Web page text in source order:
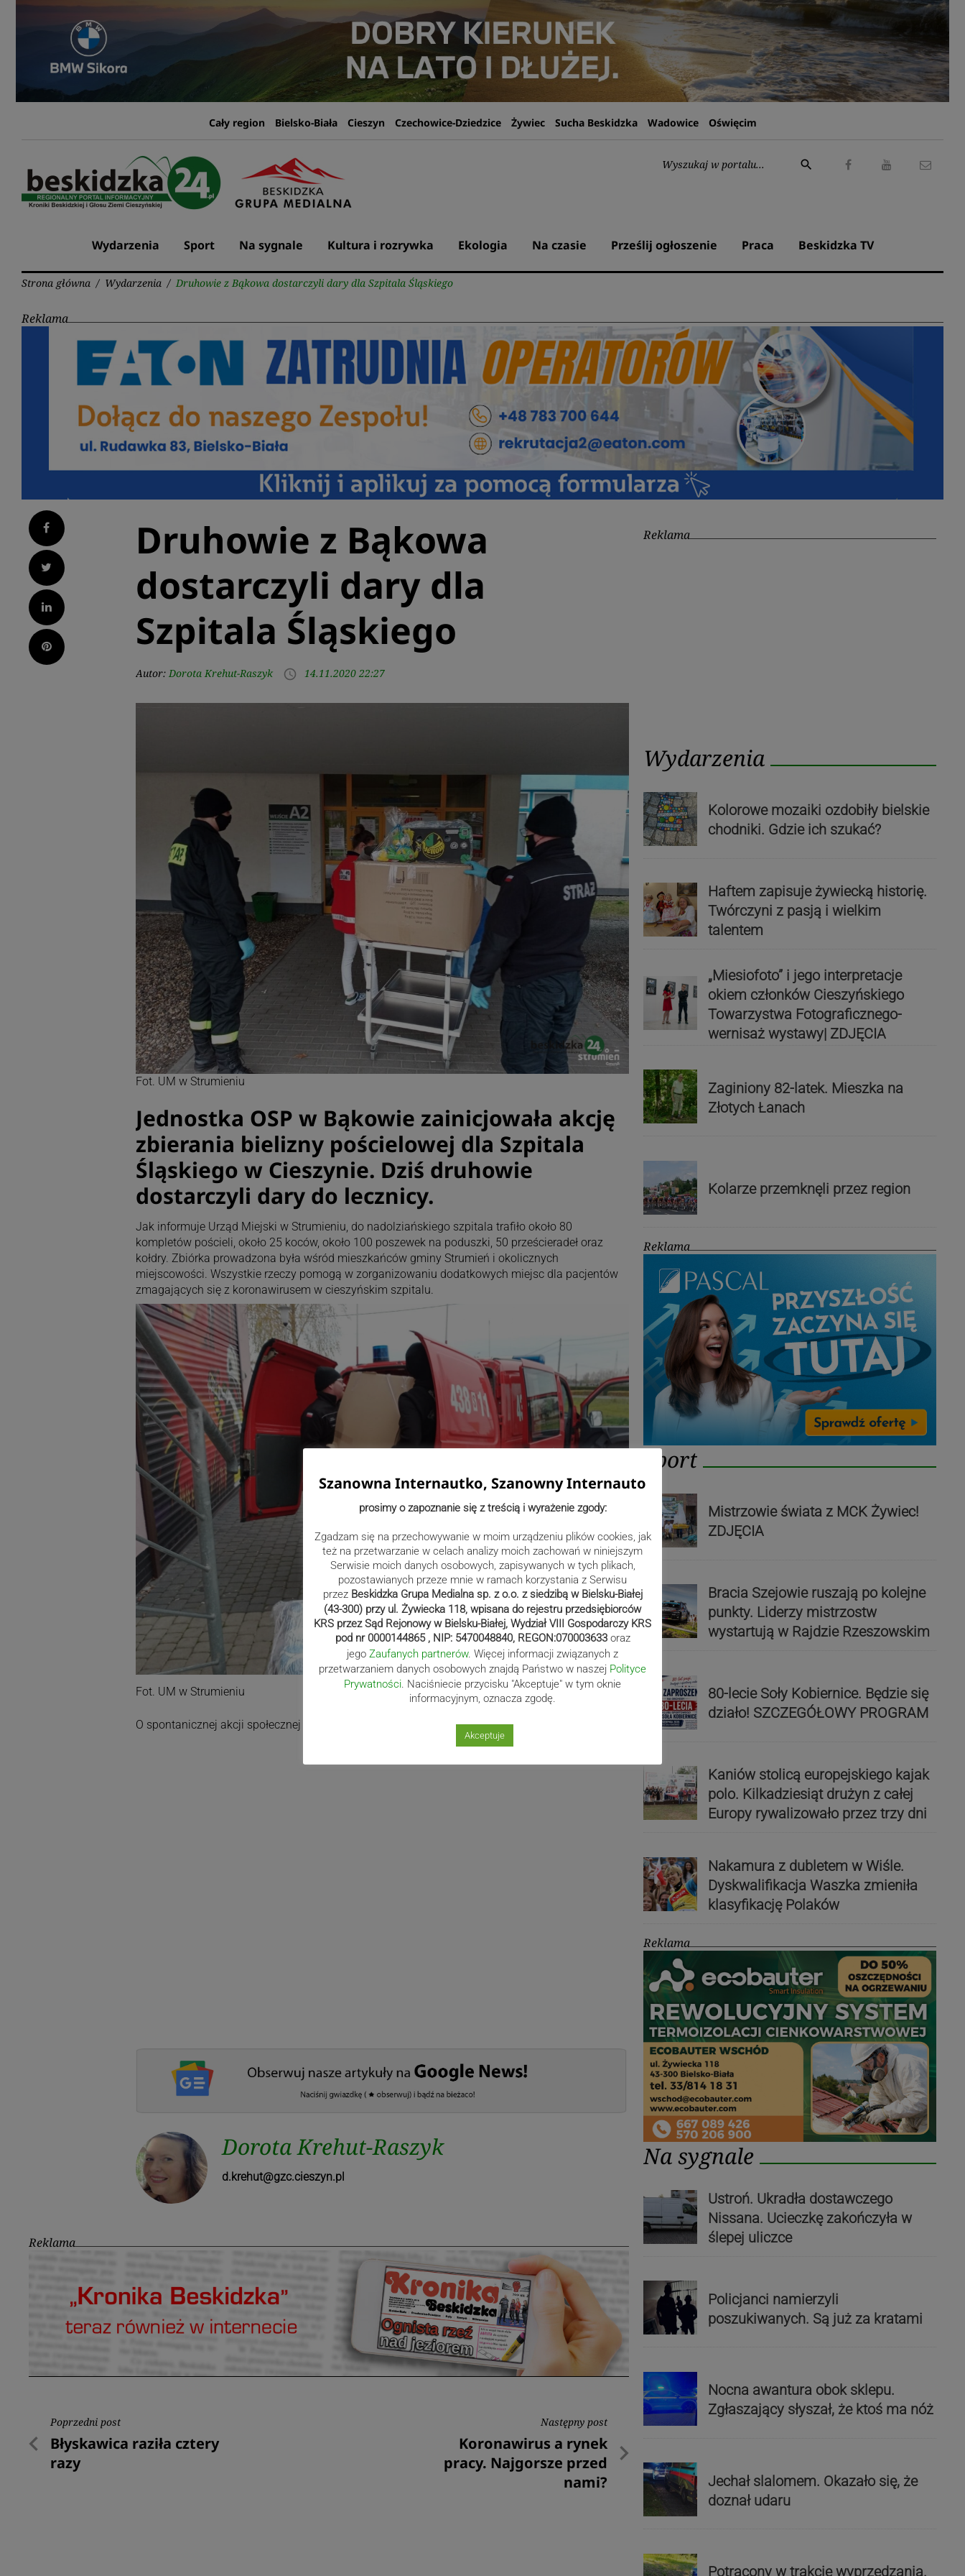
Przejdź
Cały region Bielsko-Biała Cieszyn Czechowice-Dziedzice Żywiec Sucha Beskidzka Wadowice Oświęcim
Wyszukaj:
search
Wydarzenia Sport Na sygnale Kultura i rozrywka Ekologia Na czasie Prześlij ogłoszenie Praca Beskidzka TV
Strona główna / Wydarzenia / Druhowie z Bąkowa dostarczyli dary dla Szpitala Śląskiego
Reklama
Facebook
Twitter
LinkedIn
Pinterest
Druhowie z Bąkowa
dostarczyli dary dla
Szpitala Śląskiego
Autor: Dorota Krehut-Raszyk access_time 14.11.2020 22:27
Fot. UM w Strumieniu
Jednostka OSP w Bąkowie zainicjowała akcję
zbierania bielizny pościelowej dla Szpitala
Śląskiego w Cieszynie. Dziś druhowie
dostarczyli dary do lecznicy.
Jak informuje Urząd Miejski w Strumieniu, do nadolziańskiego szpitala trafiło około 80
kompletów pościeli, około 25 koców, około 100 poszewek na poduszki, 50 prześcieradeł oraz
kołdry. Zbiórka prowadzona była wśród mieszkańców gminy Strumień i okolicznych
miejscowości. Wszystkie rzeczy pomogą w zorganizowaniu dodatkowych miejsc dla pacjentów
zmagających się z koronawirusem w cieszyńskim szpitalu.
Fot. UM w Strumieniu
O spontanicznej akcji społecznej na rzecz Szpitala Śląskiego w Cieszynie pisaliśmy
Dorota Krehut-Raszyk
d.krehut@gzc.cieszyn.pl
Reklama
Nawigacja
wpisu
Poprzedni post
Poprzedni
post
Błyskawica raziła cztery
razy
Następny post
Następny
post
Koronawirus a rynek
pracy. Najgorsze przed
nami?
Reklama
Wydarzenia
Kolorowe mozaiki ozdobiły bielskie
chodniki. Gdzie ich szukać?
Haftem zapisuje żywiecką historię.
Twórczyni z pasją i wielkim
talentem
„Miesiofoto” i jego interpretacje
okiem członków Cieszyńskiego
Towarzystwa Fotograficznego-
wernisaż wystawy| ZDJĘCIA
Zaginiony 82-latek. Mieszka na
Złotych Łanach
Kolarze przemknęli przez region
Reklama
Sport
Mistrzowie świata z MCK Żywiec!
ZDJĘCIA
Bracia Szejowie ruszają po kolejne
punkty. Liderzy mistrzostw
wystartują w Rajdzie Rzeszowskim
80-lecie Soły Kobiernice. Będzie się
działo! SZCZEGÓŁOWY PROGRAM
Kaniów stolicą europejskiego kajak
polo. Kilkadziesiąt drużyn z całej
Europy rywalizowało przez trzy dni
Nakamura z dubletem w Wiśle.
Dyskwalifikacja Waszka zmieniła
klasyfikację Polaków
Reklama
Na sygnale
Ustroń. Ukradła dostawczego
Nissana. Ucieczkę zakończyła w
ślepej uliczce
Policjanci namierzyli
poszukiwanych. Są już za kratami
Nocna awantura obok sklepu.
Zgłaszający słyszał, że ktoś ma nóż
Jechał slalomem. Okazało się, że
doznał udaru
Potrącony w trakcie wyprzedzania.
Szanowna Internautko, Szanowny Internauto
prosimy o zapoznanie się z treścią i wyrażenie zgody:
Zgadzam się na przechowywanie w moim urządzeniu plików cookies, jak
też na przetwarzanie w celach analizy moich zachowań w niniejszym
Serwisie moich danych osobowych, zapisywanych w tych plikach,
pozostawianych przeze mnie w ramach korzystania z Serwisu
przez Beskidzka Grupa Medialna sp. z o.o. z siedzibą w Bielsku-Białej
(43-300) przy ul. Żywiecka 118, wpisana do rejestru przedsiębiorców
KRS przez Sąd Rejonowy w Bielsku-Białej, Wydział VIII Gospodarczy KRS
pod nr 0000144865 , NIP: 5470048840, REGON:070003633 oraz
jego Zaufanych partnerów. Więcej informacji związanych z
przetwarzaniem danych osobowych znajdą Państwo w naszej Polityce
Prywatności . Naciśniecie przycisku "Akceptuje" w tym oknie
informacyjnym, oznacza zgodę.
Akceptuje